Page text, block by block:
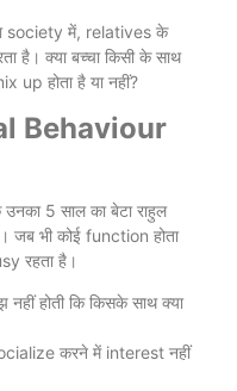
society में, relatives के
है। क्या बच्चा किसी के साथ
up होता है या नहीं?
Behaviour
उनका 5 साल का बेटा राहुल
जब भी कोई function होता
रहता है।
होती कि किसके साथ क्या
करने में interest नहीं